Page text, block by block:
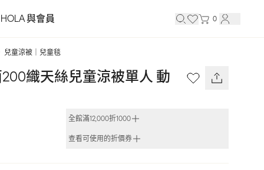
HOLA 與會員 0
兒童涼被｜兒童毯
織天絲兒童涼被單人 動
全館滿12,000折1000
查看可使用的折價券